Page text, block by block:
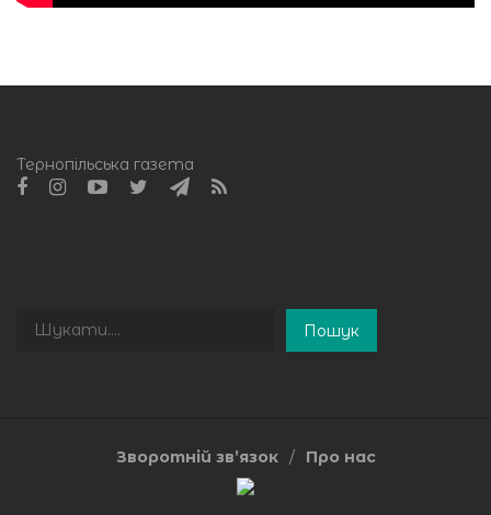
Тернопільська газета
Пошук
Пошук
Зворотній зв’язок Про нас